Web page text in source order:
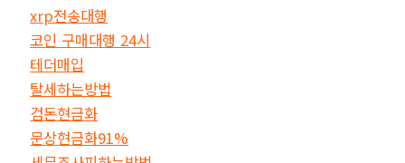
xrp전송대행
코인 구매대행 24시
테더매입
탈세하는방법
검돈현금화
문상현금화91%